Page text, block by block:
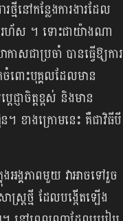
មីនៅកន្លែងការងារដែល
ប់រហ័ស ។ ទោះជាយ៉ាងណា
ាសជាប្រចាំ បានធ្វើឱ្យការ
ពោះបុគ្គលដែលមាន
ញាចិត្តខ្ពស់ និងមាន
ខាងក្រោមនេះ គឺជាវិធីបី
អង្គភាពមួយ វាអាចទៅរួច
រថ្មី ដែលបង្កើតឡើង